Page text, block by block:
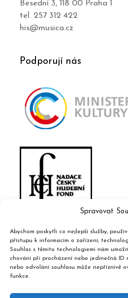
Spravovat
Abychom poskytli co nejlepší služby,
přístupu k informacím o zařízení,
Souhlas s těmito technologiemi nám
chování při procházení nebo jedinečná ID
nebo odvolání souhlasu může nepříznivě
funkce.
Besední 3, 118 00 Praha 1
tel. 257 312 422
his@musica.cz
Podporují nás